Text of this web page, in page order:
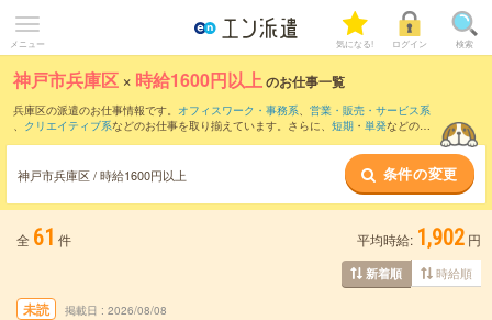
メニュー 気になる! ログイン 検索
神戸市兵庫区 × 時給1600円以上のお仕事一覧
兵庫区の派遣のお仕事情報です。 オフィスワーク・事務系、 営業・販売・サービス系
、 クリエイティブ系などのお仕事を取り揃えています。さらに、 短期 ・ 単発などの期
神戸市兵庫区 / 時給1600円以上 条件の変更
全 61 件 平均時給: 1,902 円
新着順 時給順
未読 掲載日 2026/08/08